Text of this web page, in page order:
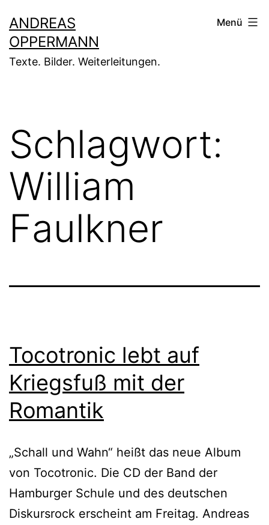
Inhalt
springen
ANDREAS
OPPERMANN
Texte. Bilder. Weiterleitungen.
Menü
Schlagwort:
William
Faulkner
Tocotronic lebt auf
Kriegsfuß mit der
Romantik
„Schall und Wahn“ heißt das neue Album
von Tocotronic. Die CD der Band der
Hamburger Schule und des deutschen
Diskursrock erscheint am Freitag. Andreas